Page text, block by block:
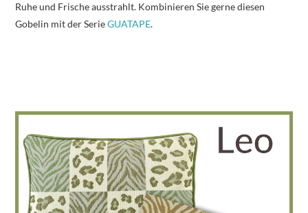
Ruhe und Frische ausstrahlt. Kombinieren Sie gerne diesen
Gobelin mit der SerieGUATAPE.